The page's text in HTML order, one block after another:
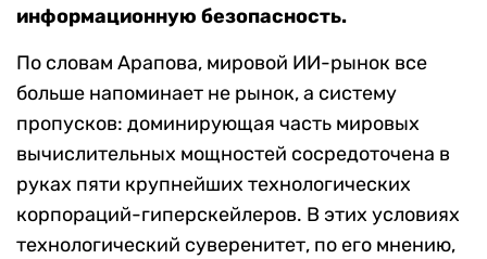
информационную безопасность.
По словам Арапова, мировой ИИ-рынок все
больше напоминает не рынок, а систему
пропусков: доминирующая часть мировых
вычислительных мощностей сосредоточена в
руках пяти крупнейших технологических
корпораций-гиперскейлеров. В этих условиях
технологический суверенитет, по его мнению,